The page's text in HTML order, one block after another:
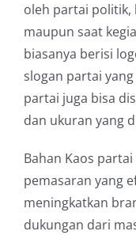
oleh partai politik,
maupun saat
biasanya berisi
slogan partai
partai juga bisa
dan ukuran yang
Bahan Kaos
pemasaran yang
meningkatkan
dukungan dari